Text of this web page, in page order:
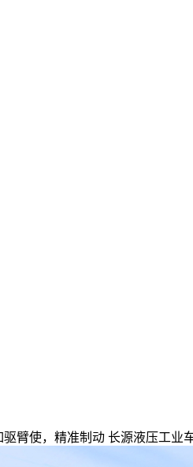
驱臂使，精准制动 长源液压工业